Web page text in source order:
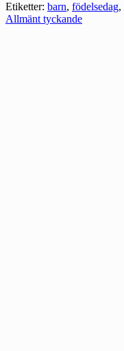
Etiketter: barn, födelsedag,
Allmänt tyckande